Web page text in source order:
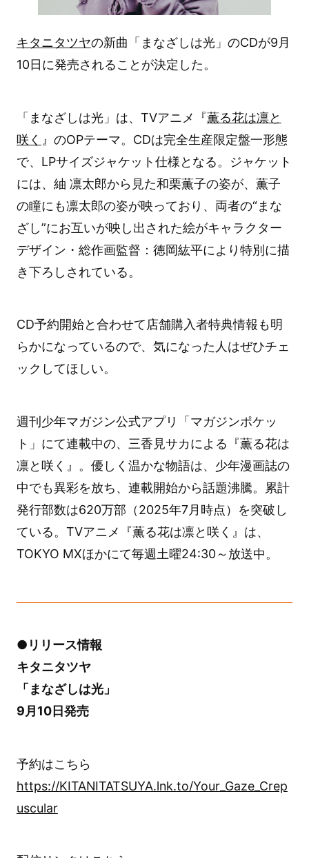
キタニタツヤの新曲「まなざしは光」のCDが9月
10日に発売されることが決定した。
「まなざしは光」は、TVアニメ『薫る花は凛と
咲く 』のOPテーマ。CDは完全生産限定盤一形態
で、LPサイズジャケット仕様となる。ジャケット
には、紬 凛太郎から見た和栗薫子の姿が、薫子
の瞳にも凛太郎の姿が映っており、両者の“まな
ざし”にお互いが映し出された絵がキャラクター
デザイン・総作画監督：徳岡紘平により特別に描
き下ろしされている。
CD予約開始と合わせて店舗購入者特典情報も明
らかになっているので、気になった人はぜひチェ
ックしてほしい。
週刊少年マガジン公式アプリ「マガジンポケッ
ト」にて連載中の、三香見サカによる『薫る花は
凛と咲く』。優しく温かな物語は、少年漫画誌の
中でも異彩を放ち、連載開始から話題沸騰。累計
発行部数は620万部（2025年7月時点）を突破し
ている。TVアニメ『薫る花は凛と咲く』は、
TOKYO MXほかにて毎週土曜24:30～放送中。
●リリース情報
キタニタツヤ
「まなざしは光」
9月10日発売
予約はこちら
https://KITANITATSUYA.lnk.to/Your_Gaze_Crep
uscular